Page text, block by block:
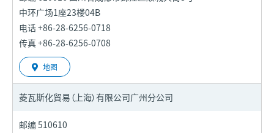
中环广场1座23楼04B
电话 +86-28-6256-0718
传真 +86-28-6256-0708
地图
菱瓦斯化貿易（上海）有限公司广州分公司
邮编 510610